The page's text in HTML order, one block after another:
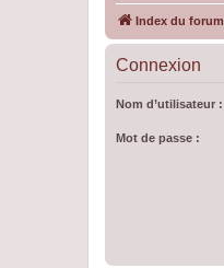
Index du forum
Connexion
Nom d’utilisateur :
Mot de passe :